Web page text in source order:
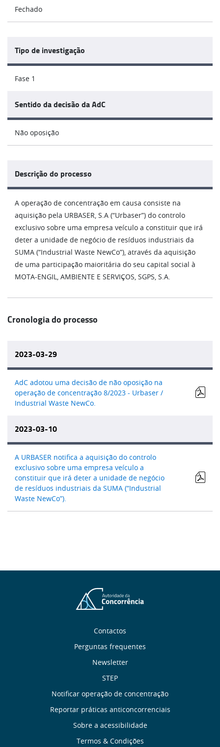
Fechado
Tipo de investigação
Fase 1
Sentido da decisão da AdC
Não oposição
Descrição do processo
A operação de concentração em causa consiste na
aquisição pela URBASER, S.A (“Urbaser”) do controlo
exclusivo sobre uma empresa veículo a constituir que irá
deter a unidade de negócio de resíduos industriais da
SUMA (“Industrial Waste NewCo”), através da aquisição
de uma participação maioritária do seu capital social à
MOTA-ENGIL, AMBIENTE E SERVIÇOS, SGPS, S.A.
Cronologia do processo
2023-03-29
AdC adotou uma decisão de não oposição na
operação de concentração 8/2023 - Urbaser /
Industrial Waste NewCo.
2023-03-10
A URBASER notifica a aquisição do controlo
exclusivo sobre uma empresa veículo a
constituir que irá deter a unidade de negócio
de resíduos industriais da SUMA (“Industrial
Waste NewCo”).
Contactos
Perguntas frequentes
Newsletter
STEP
Notificar operação de concentração
Reportar práticas anticoncorrenciais
Sobre a acessibilidade
Termos & Condições